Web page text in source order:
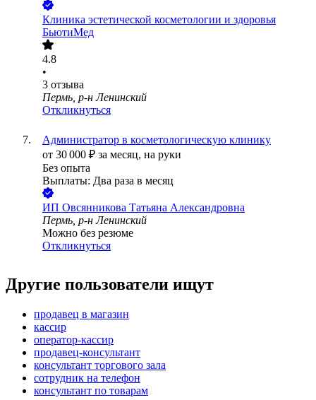
Клиника эстетической косметологии и здоровья
БьютиМед
4.8
•
3 отзыва
Пермь, р-н Ленинский
Откликнуться
Администратор в косметологическую клинику
от 30 000 ₽ за месяц, на руки
Без опыта
Выплаты: Два раза в месяц
ИП Овсянникова Татьяна Александровна
Пермь, р-н Ленинский
Можно без резюме
Откликнуться
Другие пользователи ищут
продавец в магазин
кассир
оператор-кассир
продавец-консультант
консультант торгового зала
сотрудник на телефон
консультант по товарам